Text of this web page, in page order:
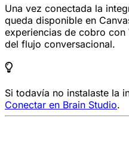
Una vez conectada la
queda disponible en
experiencias de cobro con
del flujo conversacional.
Si todavía no instalaste la
Conectar en Brain Studio.